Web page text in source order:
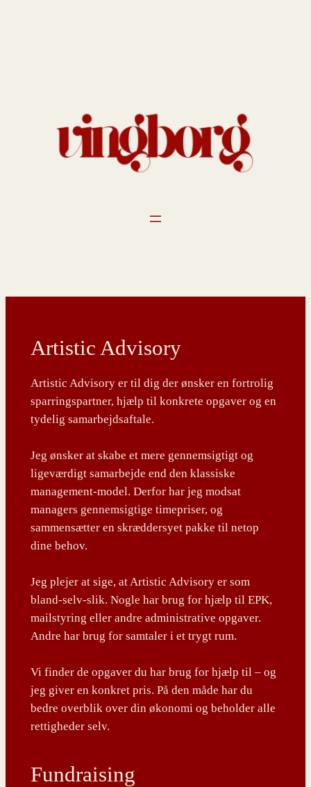
Artistic Advisory
Artistic Advisory er til dig der ønsker en fortrolig
sparringspartner, hjælp til konkrete opgaver og en
tydelig samarbejdsaftale.
Jeg ønsker at skabe et mere gennemsigtigt og
ligeværdigt samarbejde end den klassiske
management-model. Derfor har jeg modsat
managers gennemsigtige timepriser, og
sammensætter en skræddersyet pakke til netop
dine behov.
Jeg plejer at sige, at Artistic Advisory er som
bland-selv-slik. Nogle har brug for hjælp til EPK,
mailstyring eller andre administrative opgaver.
Andre har brug for samtaler i et trygt rum.
Vi finder de opgaver du har brug for hjælp til – og
jeg giver en konkret pris. På den måde har du
bedre overblik over din økonomi og beholder alle
rettigheder selv.
Fundraising